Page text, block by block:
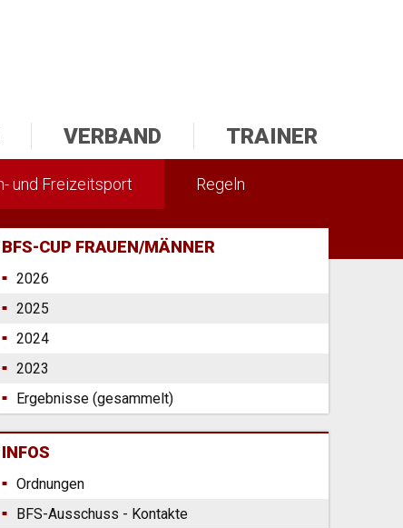
und Freizeitsport Regeln
VERBAND TRAINER
BFS-CUP FRAUEN/MÄNNER
2026
2025
2024
2023
Ergebnisse (gesammelt)
INFOS
Ordnungen
BFS-Ausschuss - Kontakte